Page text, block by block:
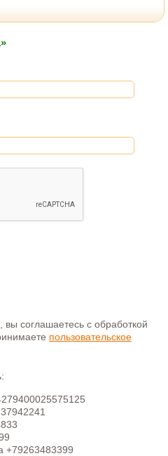
вы соглашаетесь с обработкой
пользовательское
+79263483399